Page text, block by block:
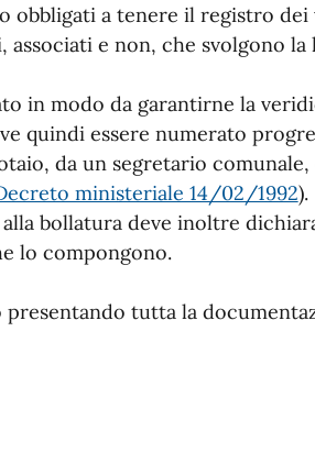
obbligati a tenere il registro
e non, che svolgono
in modo da garantirne la
quindi essere numerato
da un segretario
ministeriale 14/02/1992).
bollatura deve inoltre
lo compongono.
tutta la